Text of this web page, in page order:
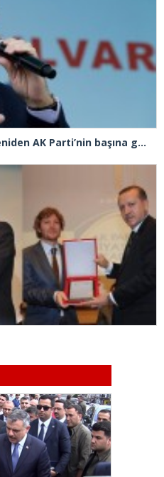
Cumhurbaşkanı Erdoğan, yeniden AK Parti’nin başına geçiyor!